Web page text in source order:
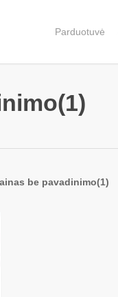
Parduotuvė
be pavadinimo(1)